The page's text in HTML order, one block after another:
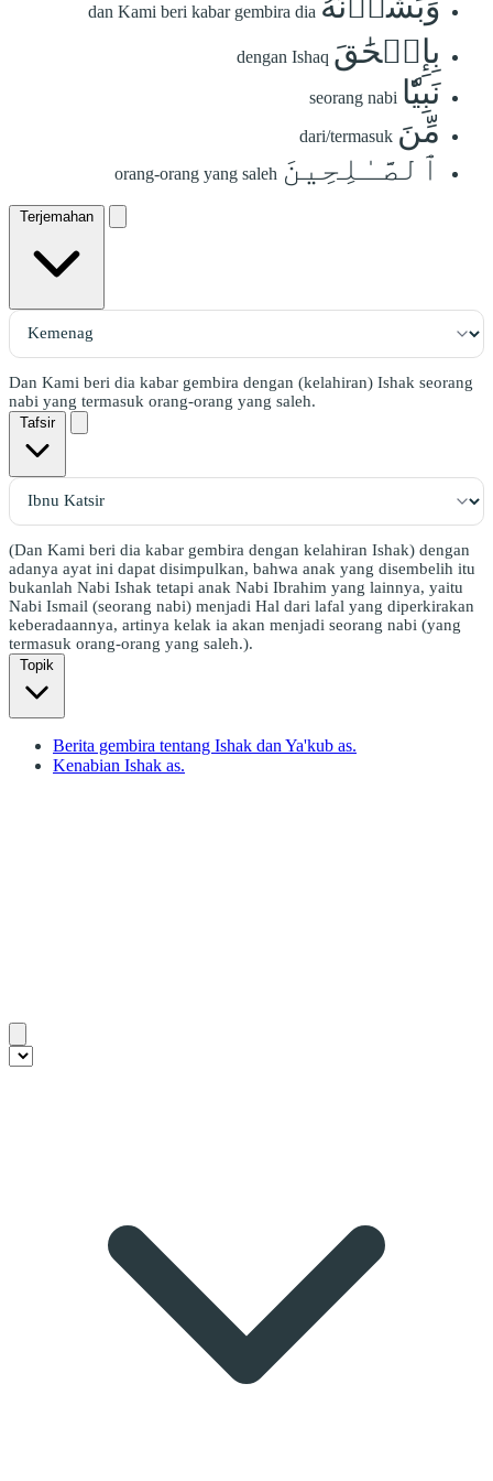
dan Kami beri kabar gembira dia
بِإِسۡحَٰقَ dengan Ishaq
نَبِيّٗا seorang nabi
مِّنَ dari/termasuk
ٱلصَّـٰلِحِينَ orang-orang yang saleh
Terjemahan
Dan Kami beri dia kabar gembira dengan (kelahiran) Ishak seorang
nabi yang termasuk orang-orang yang saleh.
Tafsir
(Dan Kami beri dia kabar gembira dengan kelahiran Ishak) dengan
adanya ayat ini dapat disimpulkan, bahwa anak yang disembelih itu
bukanlah Nabi Ishak tetapi anak Nabi Ibrahim yang lainnya, yaitu
Nabi Ismail (seorang nabi) menjadi Hal dari lafal yang diperkirakan
keberadaannya, artinya kelak ia akan menjadi seorang nabi (yang
termasuk orang-orang yang saleh.).
Topik
Berita gembira tentang Ishak dan Ya'kub as.
Kenabian Ishak as.